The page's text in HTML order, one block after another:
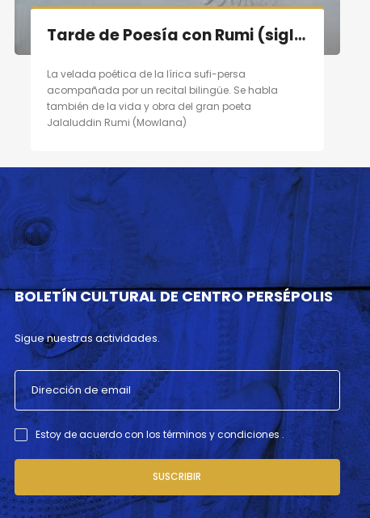
Tarde de Poesía con Rumi (siglo XIII) en Madrid el 10/09/11
La velada poética de la lírica sufi-persa
acompañada por un recital bilingüe. Se habla
también de la vida y obra del gran poeta
Jalaluddin Rumi (Mowlana)
BOLETÍN CULTURAL DE CENTRO PERSÉPOLIS
Sigue nuestras actividades.
Estoy de acuerdo con los términos y condiciones .
SUSCRIBIR